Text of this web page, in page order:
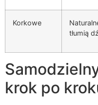
Korkowe
tłumią
krok po